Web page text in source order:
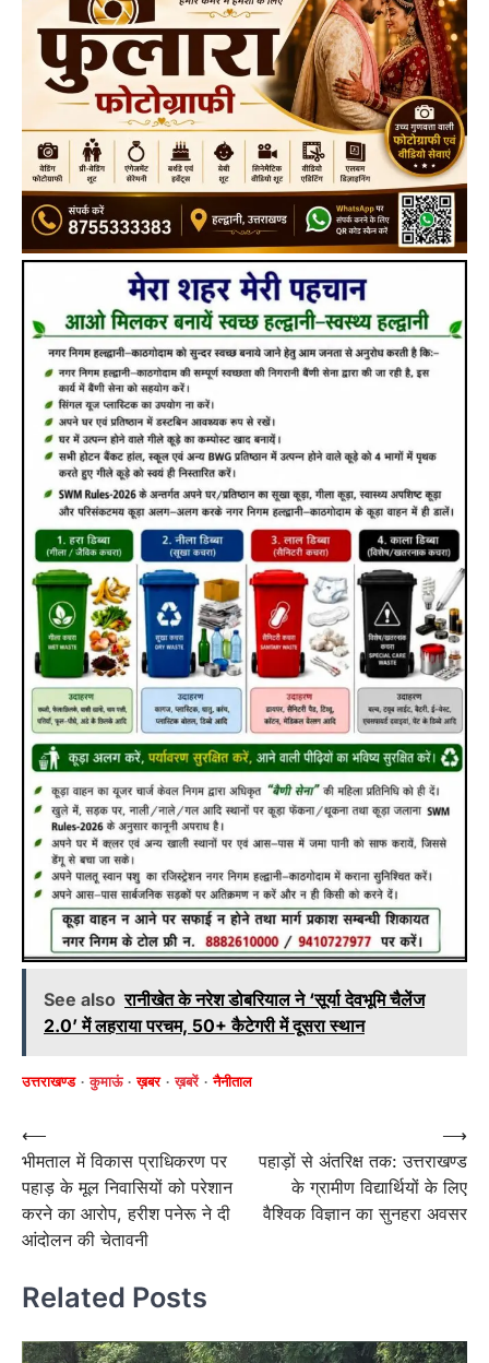
See also रानीखेत के नरेश डोबरियाल ने ‘सूर्या देवभूमि चैलेंज
2.0’ में लहराया परचम, 50+ कैटेगरी में दूसरा स्थान
उत्तराखण्ड कुमाऊं ख़बर ख़बरें नैनीताल
Post
navigation
⟵
भीमताल में विकास प्राधिकरण पर
पहाड़ के मूल निवासियों को परेशान
करने का आरोप, हरीश पनेरू ने दी
आंदोलन की चेतावनी
पहाड़ों से अंतरिक्ष तक: उत्तराखण्ड
के ग्रामीण विद्यार्थियों के लिए
वैश्विक विज्ञान का सुनहरा अवसर
⟶
Related Posts